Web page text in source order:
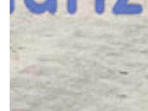
SKYJACK SJ46AJ